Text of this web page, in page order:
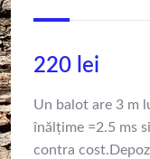
220 lei
Un balot are 3 m
înălțime =2.5 ms
contra